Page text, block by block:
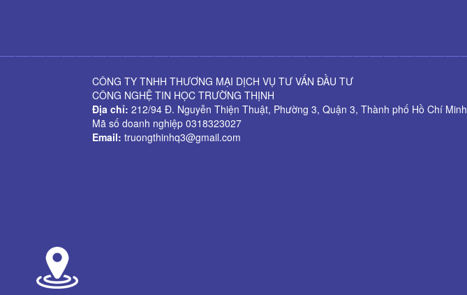
CÔNG TY TNHH THƯƠNG MẠI DỊCH VỤ TƯ VẤN ĐẦU TƯ
CÔNG NGHỆ TIN HỌC TRƯỜNG THỊNH
Địa chỉ: 212/94 Đ. Nguyễn Thiện Thuật, Phường 3, Quận 3, Thành phố Hồ Chí Minh
Mã số doanh nghiệp 0318323027
Email: truongthinhq3@gmail.com